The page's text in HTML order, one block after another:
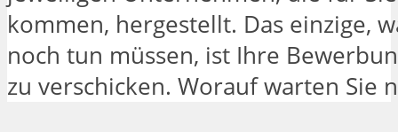
kommen, hergestellt. Das einzige,
noch tun müssen, ist Ihre
zu verschicken. Worauf warten Sie